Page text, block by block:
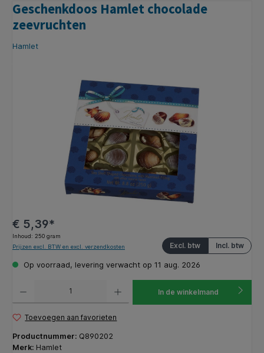
Geschenkdoos Hamlet chocolade
zeevruchten
Hamlet
Afbeeldingengalerij overslaan
€ 5,39*
Inhoud: 250 gram
Incl. btw
Excl. btw
Prijzen excl. BTW en excl. verzendkosten
Op voorraad, levering verwacht op 11 aug. 2026
In de winkelmand
Toevoegen aan favorieten
Productnummer: Q890202
Merk: Hamlet